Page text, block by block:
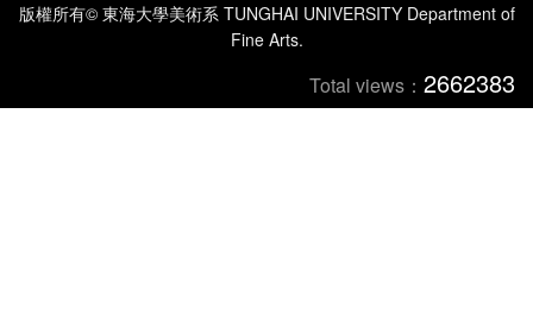
版權所有© 東海大學美術系 TUNGHAI UNIVERSITY Department of
Fine Arts.
Total views： 2662383